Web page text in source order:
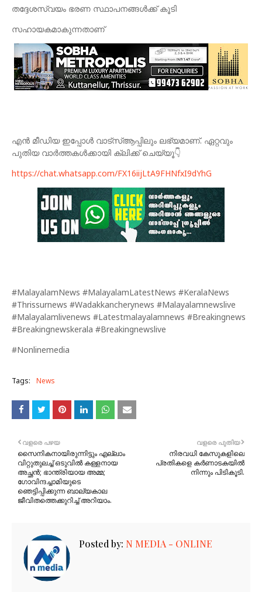
തദ്ദേശസ്വയം ഭരണ സ്ഥാപനങ്ങൾക്ക് കൂടി
സഹായകമാകുന്നതാണ്
എൻ മീഡിയ ഇപ്പോൾ വാട്സ്ആപ്പിലും ലഭ്യമാണ്. ഏറ്റവും
പുതിയ വാർത്തകൾക്കായി ക്ലിക്ക് ചെയ്യൂ👇
https://chat.whatsapp.com/FX16iijLtA9FHNfxI9dYhG
#MalayalamNews #MalayalamLatestNews #KeralaNews
#Thrissurnews #Wadakkancherynews #Malayalamnewslive
#Malayalamlivenews #Latestmalayalamnews #Breakingnews
#Breakingnewskerala #Breakingnewslive
#Nonlinemedia
Tags: News
വളരെ പുതിയ
നിരവധി കേസുകളിലെ
പ്രതികളെ കർണാടകയിൽ
നിന്നും പിടികൂടി.
വളരെ പഴയ
സൈനികനായിരുന്നിട്ടും എല്ലാം
വിറ്റുതുലച്ച് ഒടുവില്‍ കള്ളനായ
അച്ഛന്‍; ഭാന്ത്രിയായ അമ്മ;
ഗോവിന്ദച്ചാമിയുടെ
ഞെട്ടിപ്പിക്കുന്ന ബാല്യകാല
ജീവിതത്തെക്കുറിച്ച് അറിയാം.
Posted by: N MEDIA - ONLINE